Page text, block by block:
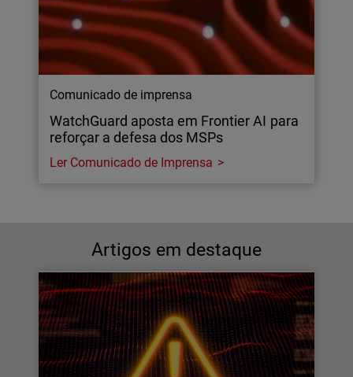
Comunicado de imprensa
WatchGuard aposta em Frontier AI para
reforçar a defesa dos MSPs
Ler Comunicado de Imprensa
Artigos em destaque